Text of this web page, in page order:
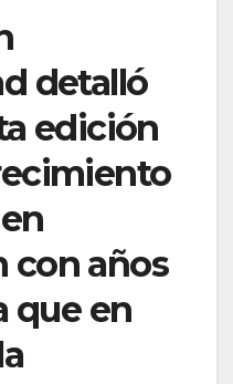
detalló
edición
con años
que en